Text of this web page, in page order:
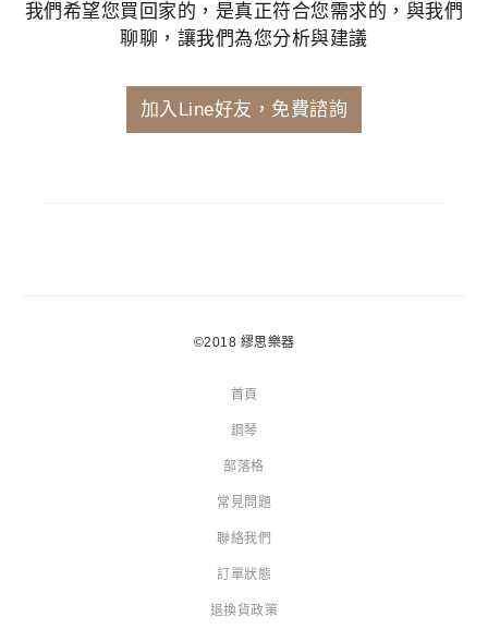
我們希望您買回家的，是真正符合您需求的，與我們
聊聊，讓我們為您分析與建議
加入Line好友，免費諮詢
©2018 繆思樂器
首頁
鋼琴
部落格
常見問題
聯絡我們
訂單狀態
退換貨政策